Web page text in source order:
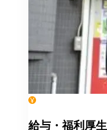
給与・福利厚生